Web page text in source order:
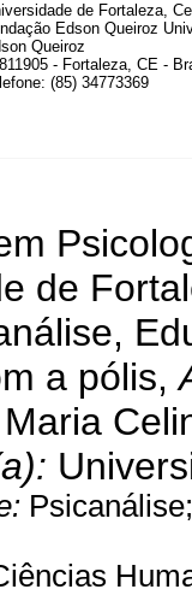
de Fortaleza,
Edson Queiroz
Queiroz
- Fortaleza, CE -
(85) 34773369
de
a pólis,
Maria